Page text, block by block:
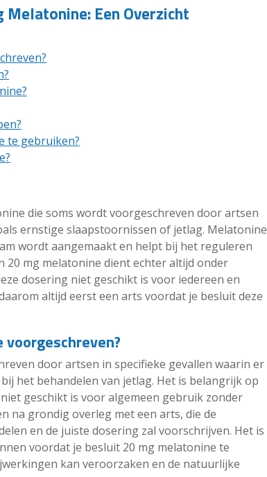
Een Overzicht
te gebruiken?
die soms wordt voorgeschreven door artsen
ernstige slaapstoornissen of jetlag. Melatonine
wordt aangemaakt en helpt bij het reguleren
20 mg melatonine dient echter altijd onder
dosering niet geschikt is voor iedereen en
altijd eerst een arts voordat je besluit deze
door artsen in specifieke gevallen waarin er
het behandelen van jetlag. Het is belangrijk op
geschikt is voor algemeen gebruik zonder
na grondig overleg met een arts, die de
en de juiste dosering zal voorschrijven. Het is
voordat je besluit 20 mg melatonine te
kan veroorzaken en de natuurlijke